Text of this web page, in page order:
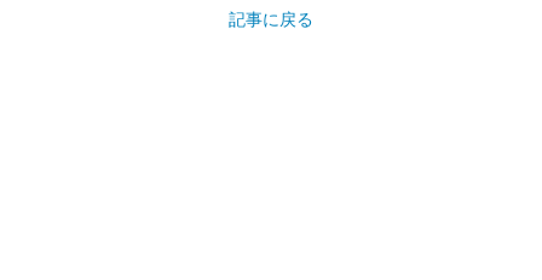
記事に戻る